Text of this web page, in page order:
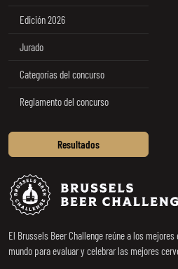
Edición 2026
Jurado
Categorías del concurso
Reglamento del concurso
Resultados
El Brussels Beer Challenge reúne a los
mundo para evaluar y celebrar las mejores